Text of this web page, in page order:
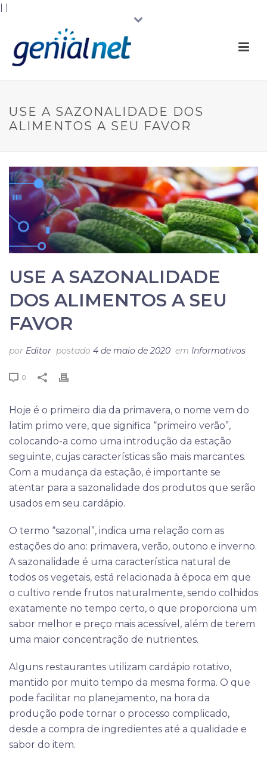
| |
USE A SAZONALIDADE DOS
ALIMENTOS A SEU FAVOR
USE A SAZONALIDADE
DOS ALIMENTOS A SEU
FAVOR
por Editor postado 4 de maio de 2020 em Informativos
0
Hoje é o primeiro dia da primavera, o nome vem do
latim primo vere, que significa “primeiro verão”,
colocando-a como uma introdução da estação
seguinte, cujas características são mais marcantes.
Com a mudança da estação, é importante se
atentar para a sazonalidade dos produtos que serão
usados em seu cardápio.
O termo “sazonal”, indica uma relação com as
estações do ano: primavera, verão, outono e inverno.
A sazonalidade é uma característica natural de
todos os vegetais, está relacionada à época em que
o cultivo rende frutos naturalmente, sendo colhidos
exatamente no tempo certo, o que proporciona um
sabor melhor e preço mais acessível, além de terem
uma maior concentração de nutrientes.
Alguns restaurantes utilizam cardápio rotativo,
mantido por muito tempo da mesma forma. O que
pode facilitar no planejamento, na hora da
produção pode tornar o processo complicado,
desde a compra de ingredientes até a qualidade e
sabor do item.